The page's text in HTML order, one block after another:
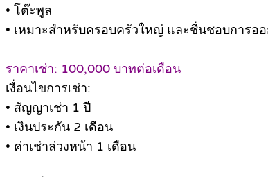
• โต๊ะพูล
• เหมาะสำหรับครอบครัวใหญ่ และชื่นชอบการอ
ราคาเช่า: 100,000 บาทต่อเดือน
เงื่อนไขการเช่า:
• สัญญาเช่า 1 ปี
• เงินประกัน 2 เดือน
• ค่าเช่าล่วงหน้า 1 เดือน